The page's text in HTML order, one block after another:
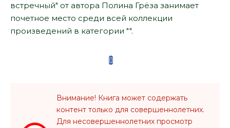
встречный" от автора Полина Грёза занимает
почетное место среди всей коллекции
произведений в категории "".
Внимание! Книга может содержать
контент только для совершеннолетних.
Для несовершеннолетних просмотр